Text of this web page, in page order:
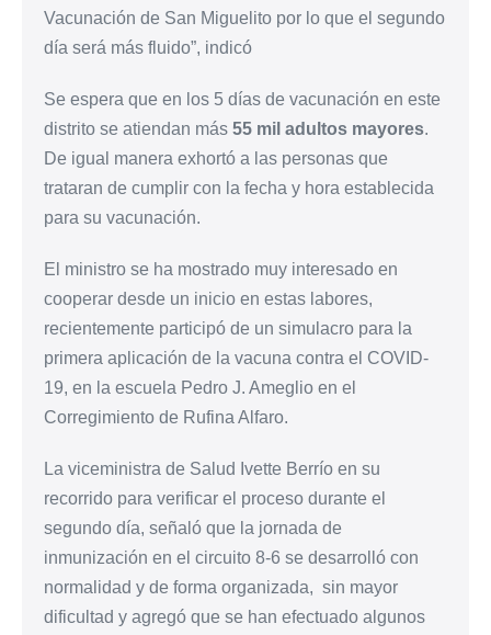
Vacunación de San Miguelito por lo que el segundo
día será más fluido”, indicó
Se espera que en los 5 días de vacunación en este
distrito se atiendan más 55 mil adultos mayores.
De igual manera exhortó a las personas que
trataran de cumplir con la fecha y hora establecida
para su vacunación.
El ministro se ha mostrado muy interesado en
cooperar desde un inicio en estas labores,
recientemente participó de un simulacro para la
primera aplicación de la vacuna contra el COVID-
19, en la escuela Pedro J. Ameglio en el
Corregimiento de Rufina Alfaro.
La viceministra de Salud Ivette Berrío en su
recorrido para verificar el proceso durante el
segundo día, señaló que la jornada de
inmunización en el circuito 8-6 se desarrolló con
normalidad y de forma organizada, sin mayor
dificultad y agregó que se han efectuado algunos